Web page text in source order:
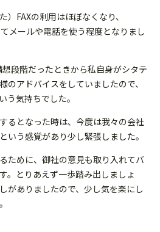
FAXの利用はほぼなくなり、
メールや電話を使う程度となりまし
段階だったときから私自身がシタテ
のアドバイスをしていましたので、
う気持ちでした。
るとなった時は、今度は我々の会社
いう感覚があり少し緊張しました。
ために、御社の意見も取り入れてバ
。とりあえず一歩踏み出しましょ
がありましたので、少し気を楽にし